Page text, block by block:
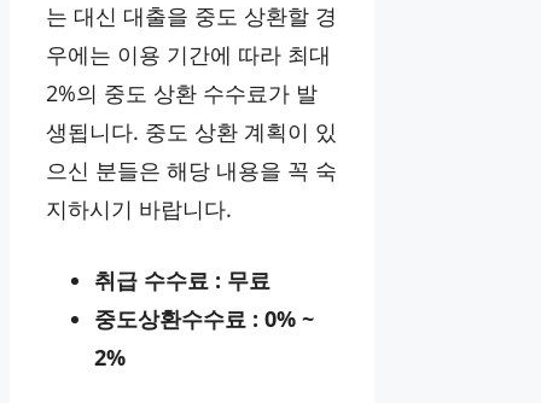
는 대신 대출을 중도 상환할 경
우에는 이용 기간에 따라 최대
2%의 중도 상환 수수료가 발
생됩니다. 중도 상환 계획이 있
으신 분들은 해당 내용을 꼭 숙
지하시기 바랍니다.
취급 수수료 : 무료
중도상환수수료 : 0% ~
2%